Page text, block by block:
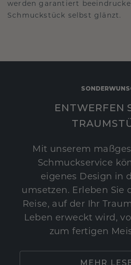
werden garantiert
Schmuckstück selbst glänzt.
ENTWERFEN
Mit unserem
Schmuckservice
eigenes Design in
umsetzen. Erleben Sie
Reise, auf der Ihr
Leben erweckt wird,
zum fertigen
MEHR